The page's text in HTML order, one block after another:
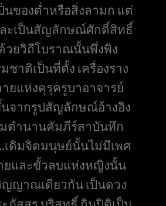
นของต่ำหรือสิ่งลามก แต่
ละเป็นสัญลักษณ์ศักดิ์สิทธิ์
วยวิถีโบราณนั้นพึ่งพิง
มชาติเป็นที่ตั้ง เครื่องราง
ยแห่งคุรุครูบาอาจารย์
จากรูปสัญลักษณ์อ้างอิง
ตำนานคัมภีร์สาบันทึก
เดิมจิตมนุษย์นั้นไม่มีเพศ
ยและขั้วลบแห่งหญิงนั้น
ญาณเดียวกัน เป็นดวง